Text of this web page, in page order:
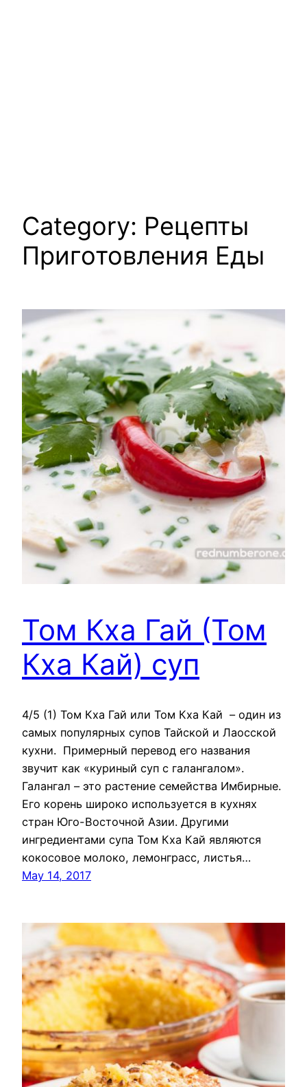
Category: Рецепты
Приготовления Еды
Том Кха Гай (Том
Кха Кай) суп
4/5 (1) Том Кха Гай или Том Кха Кай – один из
самых популярных супов Тайской и Лаосской
кухни. Примерный перевод его названия
звучит как «куриный суп с галангалом».
Галангал – это растение семейства Имбирные.
Его корень широко используется в кухнях
стран Юго-Восточной Азии. Другими
ингредиентами супа Том Кха Кай являются
кокосовое молоко, лемонграсс, листья…
May 14, 2017